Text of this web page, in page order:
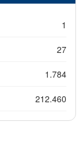
1
27
1.784
212.460